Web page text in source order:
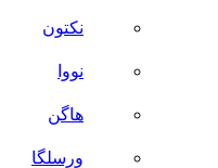
نکتون
نووا
هاگن
ورسلگا